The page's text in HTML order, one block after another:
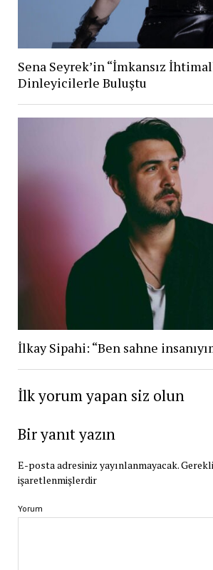
Sena Seyrek’in “İmkansız
Dinleyicilerle Buluştu
İlkay Sipahi: “Ben sahne
İlk yorum yapan siz olun
Bir yanıt yazın
E-posta adresiniz yayınlanmayacak.
işaretlenmişlerdir
Yorum